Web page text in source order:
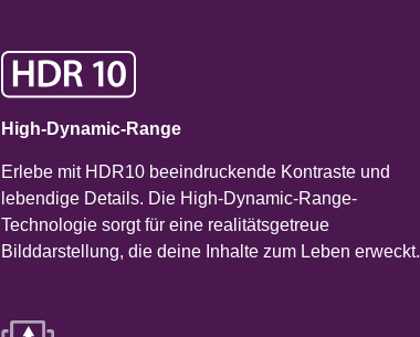
High-Dynamic-Range
Erlebe mit HDR10 beeindruckende Kontraste und
lebendige Details. Die High-Dynamic-Range-
Technologie sorgt für eine realitätsgetreue
Bilddarstellung, die deine Inhalte zum Leben erweckt.